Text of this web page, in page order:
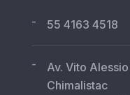
- 55 4163 4518
-
Av. Vito
Chimalistac